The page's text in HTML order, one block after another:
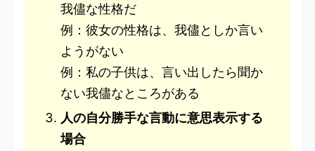
我儘な性格だ
例：彼女の性格は、我儘としか言い
ようがない
例：私の子供は、言い出したら聞か
ない我儘なところがある
人の自分勝手な言動に意思表示する
場合